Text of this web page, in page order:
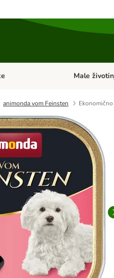
kategorija: Psi Pregled
Male
animonda vom Feinsten